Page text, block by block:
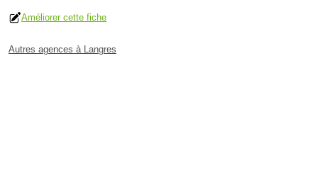
Améliorer cette fiche
Autres agences à Langres